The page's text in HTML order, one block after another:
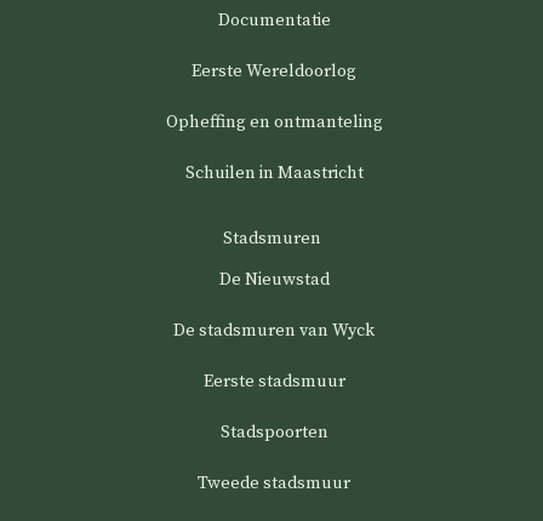
Documentatie
Eerste Wereldoorlog
Opheffing en ontmanteling
Schuilen in Maastricht
Stadsmuren
De Nieuwstad
De stadsmuren van Wyck
Eerste stadsmuur
Stadspoorten
Tweede stadsmuur